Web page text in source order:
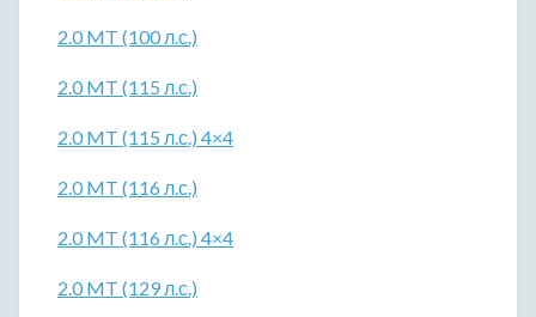
2.0 MT (100 л.с.)
2.0 MT (115 л.с.)
2.0 MT (115 л.с.) 4×4
2.0 MT (116 л.с.)
2.0 MT (116 л.с.) 4×4
2.0 MT (129 л.с.)